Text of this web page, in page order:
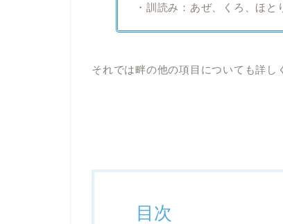
・訓読み：あぜ、くろ、ほと
それでは畔の他の項目についても詳し
目次